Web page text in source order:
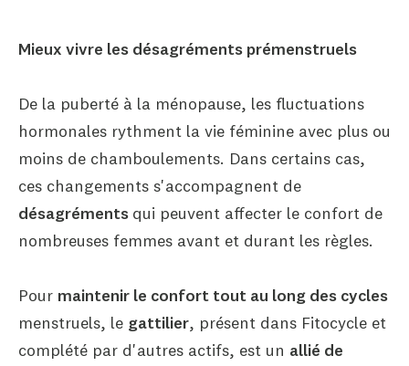
Mieux vivre les désagréments prémenstruels
De la puberté à la ménopause, les fluctuations
hormonales rythment la vie féminine avec plus ou
moins de chamboulements. Dans certains cas,
ces changements s'accompagnent de
désagréments qui peuvent affecter le confort de
nombreuses femmes avant et durant les règles.
Pour maintenir le confort tout au long des cycles
menstruels, le gattilier, présent dans Fitocycle et
complété par d'autres actifs, est un allié de